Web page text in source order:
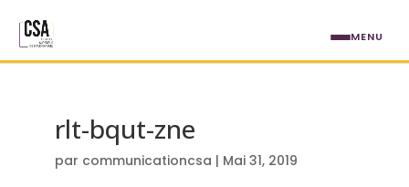
rlt-bqut-zne
par communicationcsa | Mai 31, 2019
MENU